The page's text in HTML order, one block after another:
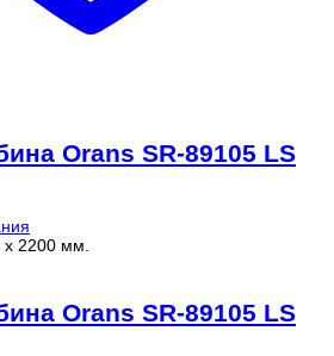
Orans SR-89105 LS
2200 мм.
Orans SR-89105 LS